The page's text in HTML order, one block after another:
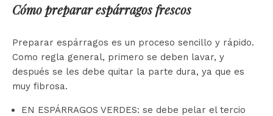
Cómo preparar espárragos frescos
Preparar espárragos es un proceso sencillo y rápido.
Como regla general, primero se deben lavar, y
después se les debe quitar la parte dura, ya que es
muy fibrosa.
EN ESPÁRRAGOS VERDES: se debe pelar el tercio